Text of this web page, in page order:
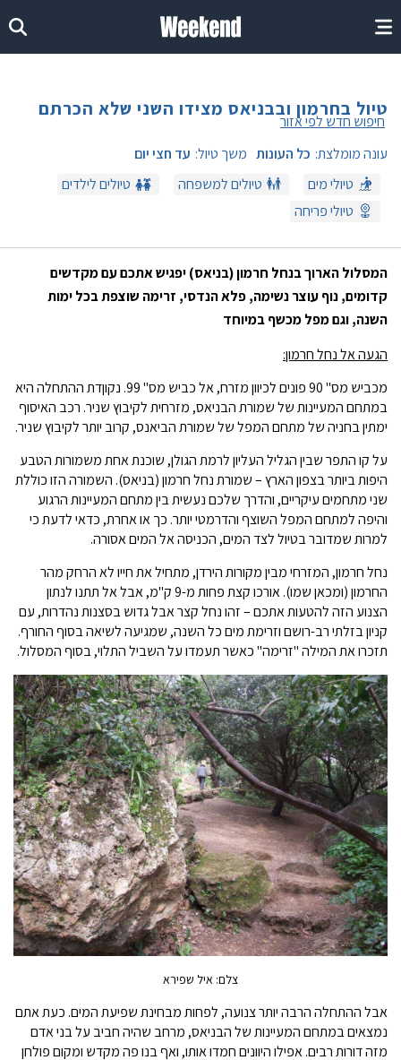
טיול בחרמון ובבניאס מצידו השני שלא הכרתם
חיפוש חדש לפי אזור
המסלול הארוך בנחל חרמון (בניאס) יפגיש אתכם עם מקדשים
קדומים, נוף עוצר נשימה, פלא הנדסי, זרימה שוצפת בכל ימות
השנה, וגם מפל מכשף במיוחד
עונה מומלצת: כל העונות משך טיול: עד חצי יום
טיולי מים
טיולים למשפחה
טיולים לילדים
טיולי פריחה
הגעה אל נחל חרמון:
מכביש מס'' 90 פונים לכיוון מזרח, אל כביש מס'' 99. נקוןדת ההתחלה היא
במתחם המעיינות של שמורת הבניאס, מזרחית לקיבוץ שניר. רכב האיסוף
ימתין בחניה של מתחם המפל של שמורת הביאנס, קרוב יותר לקיבוץ שניר.
על קו התפר שבין הגליל העליון לרמת הגולן, שוכנת אחת משמורות הטבע
היפות ביותר בצפון הארץ – שמורת נחל חרמון (בניאס). השמורה הזו כוללת
שני מתחמים עיקריים, והדרך שלכם נעשית בין מתחם המעיינות הרגוע
והיפה למתחם המפל השוצף והדרמטי יותר. כך או אחרת, כדאי לדעת כי
למרות שמדובר בטיול לצד המים, הכניסה אל המים אסורה.
נחל חרמון, המזרחי מבין מקורות הירדן, מתחיל את חייו לא הרחק מהר
החרמון (ומכאן שמו). אורכו קצת פחות מ-9 ק"מ, אבל אל תתנו לנתון
הצנוע הזה להטעות אתכם – זהו נחל קצר אבל גדוש בסצנות נהדרות, עם
קניון בזלתי רב-רושם וזרימת מים כל השנה, שמגיעה לשיאה בסוף החורף.
תזכרו את המילה "זרימה" כאשר תעמדו על השביל התלוי, בסוף המסלול.
צלם: איל שפירא
אבל ההתחלה הרבה יותר צנועה, לפחות מבחינת שפיעת המים. כעת אתם
נמצאים במתחם המעיינות של הבניאס, מרחב שהיה חביב על בני אדם
מזה דורות רבים. אפילו היוונים חמדו אותו, ואף בנו פה מקדש ומקום פולחן